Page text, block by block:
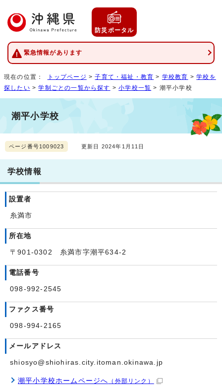
防災ポータル
緊急情報があります
現在の位置： トップページ >子育て・福祉・教育 > 学校教育 >学校を
探したい >学制ごとの一覧から探す >小学校一覧 > 潮平小学校
潮平小学校
ページ番号1009023 更新日 2024年1月11日
学校情報
設置者
糸満市
所在地
〒901-0302 糸満市字潮平634-2
電話番号
098-992-2545
ファクス番号
098-994-2165
メールアドレス
shiosyo@shiohiras.city.itoman.okinawa.jp
潮平小学校ホームページへ （外部リンク）